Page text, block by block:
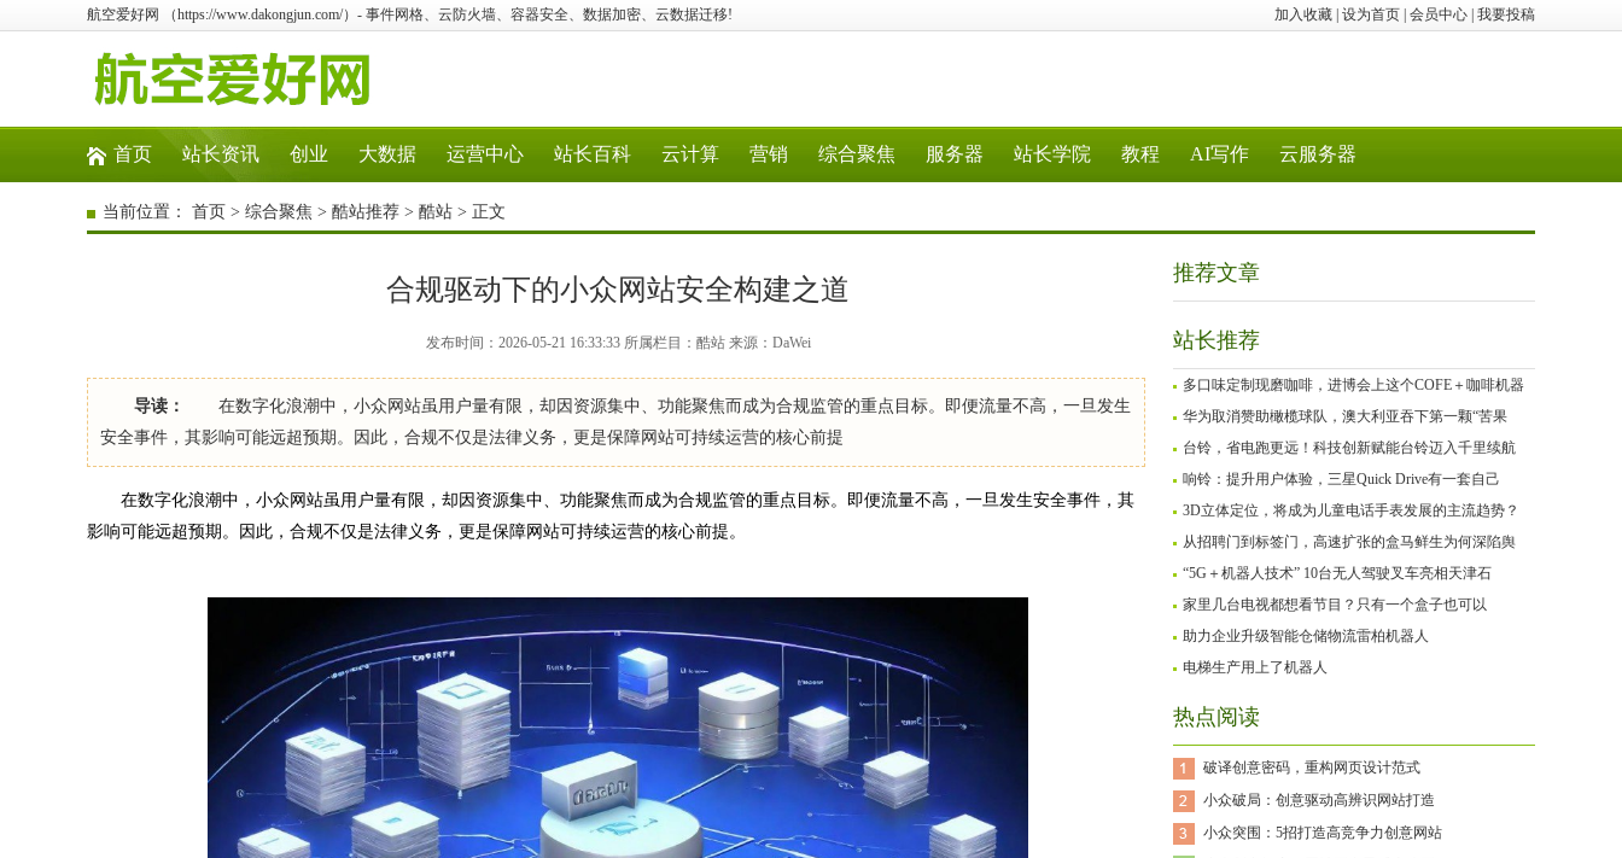
加入收藏 设为首页 会员中心 我要投稿
航空爱好网 （https://www.dakongjun.com/）- 事件网格、云防火墙、容器安全、数据加密、云数据迁移!
首页 站长资讯 创业 大数据 运营中心 站长百科 云计算 营销 综合聚焦 服务器 站长学院 教程 AI写作 云服务器
当前位置： 首页 > 综合聚焦 > 酷站推荐 > 酷站 > 正文
合规驱动下的小众网站安全构建之道
发布时间：2026-05-21 16:33:33 所属栏目：酷站 来源：DaWei
导读：
在数字化浪潮中，小众网站虽用户量有限，却因资源集中、功能聚焦而成为合规监管的重点目标。即便流量不高，一旦发生
安全事件，其影响可能远超预期。因此，合规不仅是法律义务，更是保障网站可持续运营的核心前提
在数字化浪潮中，小众网站虽用户量有限，却因资源集中、功能聚焦而成为合规监管的重点目标。即便流量不高，一旦发生安全事件，其
影响可能远超预期。因此，合规不仅是法律义务，更是保障网站可持续运营的核心前提。
推荐文章
站长推荐
多口味定制现磨咖啡，进博会上这个COFE＋咖啡机器
华为取消赞助橄榄球队，澳大利亚吞下第一颗“苦果
台铃，省电跑更远！科技创新赋能台铃迈入千里续航
响铃：提升用户体验，三星Quick Drive有一套自己
3D立体定位，将成为儿童电话手表发展的主流趋势？
从招聘门到标签门，高速扩张的盒马鲜生为何深陷舆
“5G＋机器人技术” 10台无人驾驶叉车亮相天津石
家里几台电视都想看节目？只有一个盒子也可以
助力企业升级智能仓储物流雷柏机器人
电梯生产用上了机器人
热点阅读
破译创意密码，重构网页设计范式
小众破局：创意驱动高辨识网站打造
小众突围：5招打造高竞争力创意网站